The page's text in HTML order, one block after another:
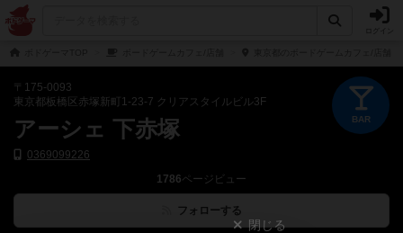
BAR
〒175-0093
東京都板橋区赤塚新町1-23-7 クリアスタイルビル3F
アーシェ 下赤塚
0369099226
1786ページビュー
フォローする
閉じる